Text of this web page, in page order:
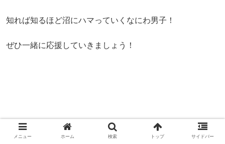
知れば知るほど沼にハマっていくなにわ男子！
ぜひ一緒に応援していきましょう！
メニュー ホーム 検索 トップ サイドバー